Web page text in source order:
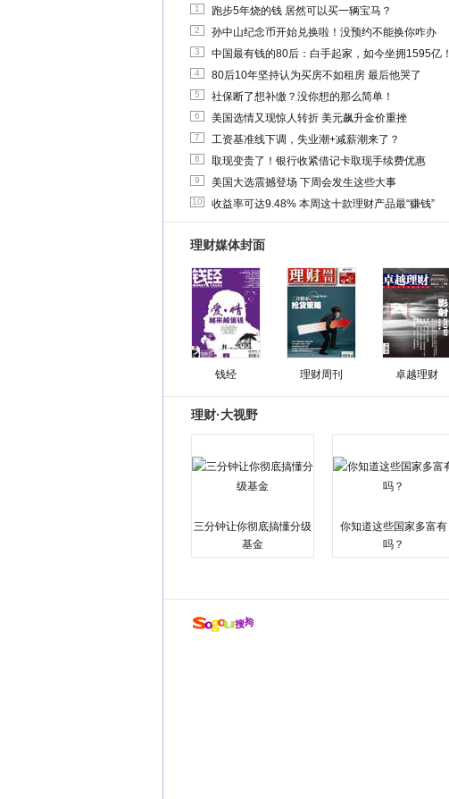
1 跑步5年烧的钱 居然可以买一辆宝马？
2 孙中山纪念币开始兑换啦！没预约不能换你咋办
3 中国最有钱的80后：白手起家，如今坐拥1595亿！
4 80后10年坚持认为买房不如租房 最后他哭了
5 社保断了想补缴？没你想的那么简单！
6 美国选情又现惊人转折 美元飙升金价重挫
7 工资基准线下调，失业潮+减薪潮来了？
8 取现变贵了！银行收紧借记卡取现手续费优惠
9 美国大选震撼登场 下周会发生这些大事
10 收益率可达9.48% 本周这十款理财产品最“赚钱”
理财媒体封面
钱经 理财周刊 卓越理财
理财·大视野
三分钟让你彻底搞懂分级
基金
你知道这些国家多富有
吗？